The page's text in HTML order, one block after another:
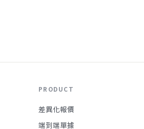
PRODUCT
差異化報價
端到端單據